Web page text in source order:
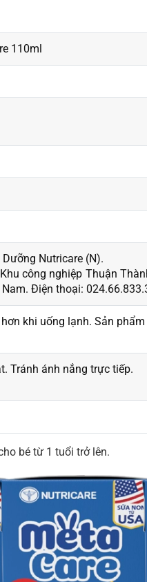
110ml
Nutricare (N).
công nghiệp Thuận
Điện thoại:
khi uống lạnh. Sản
Tránh ánh nắng trực tiếp.
bé từ 1 tuổi trở lên.